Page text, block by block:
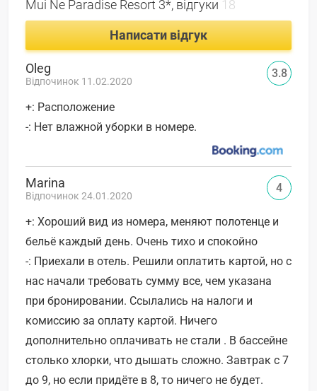
Mui Ne Paradise Resort 3*, відгуки 18
Написати відгук
Oleg
Відпочинок 11.02.2020
+: Расположение
-: Нет влажной уборки в номере.
3.8
Marina
Відпочинок 24.01.2020
+: Хороший вид из номера, меняют полотенце и
бельё каждый день. Очень тихо и спокойно
-: Приехали в отель. Решили оплатить картой, но с
нас начали требовать сумму все, чем указана
при бронировании. Ссылались на налоги и
комиссию за оплату картой. Ничего
дополнительно оплачивать не стали . В бассейне
столько хлорки, что дышать сложно. Завтрак с 7
до 9, но если придёте в 8, то ничего не будет.
4